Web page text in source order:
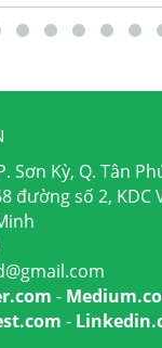
Sơn Kỳ, Q. Tân
đường số 2, KDC
-
-